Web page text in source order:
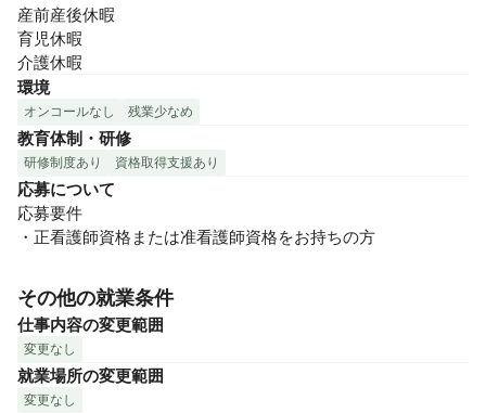
産前産後休暇
育児休暇
介護休暇
環境
オンコールなし 残業少なめ
教育体制・研修
研修制度あり 資格取得支援あり
応募について
応募要件
・正看護師資格または准看護師資格をお持ちの方
その他の就業条件
仕事内容の変更範囲
変更なし
就業場所の変更範囲
変更なし